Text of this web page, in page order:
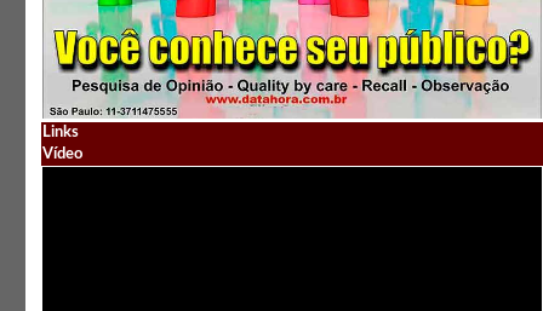
Links
Vídeo